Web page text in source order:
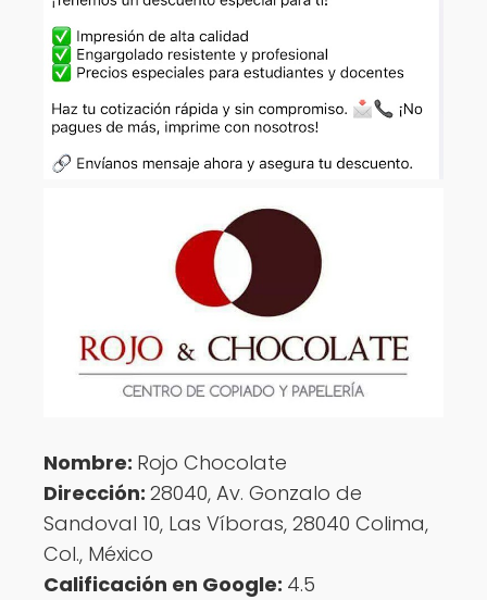
Nombre: Rojo Chocolate
Dirección: 28040, Av. Gonzalo de
Sandoval 10, Las Víboras, 28040 Colima,
Col., México
Calificación en Google: 4.5